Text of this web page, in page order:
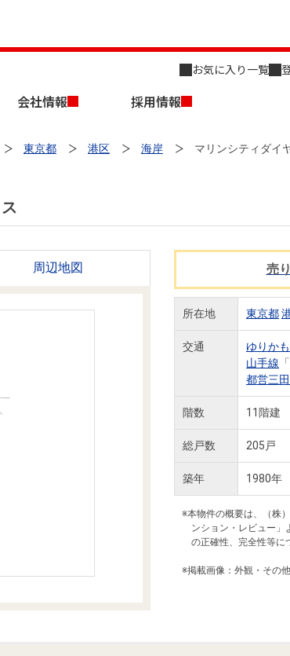
お気に入り一覧
会社情報 採用情報
新築・中古一戸建てを探す
住宅ローンシミュレーション
売却相談
店舗のご案内（名古屋）
会社概要
組織図
キャリア採用情報
東京都 港区 海岸 マリンシティダイ
周辺地図 売
所在地 東京都
交通 ゆりか
山手線 「
都営三
階数 11階建
総戸数 205戸
築年 1980年
※本物件の概要は、（株
ンション・レビュー」
の正確性、完全性等に
※掲載画像：外観・その